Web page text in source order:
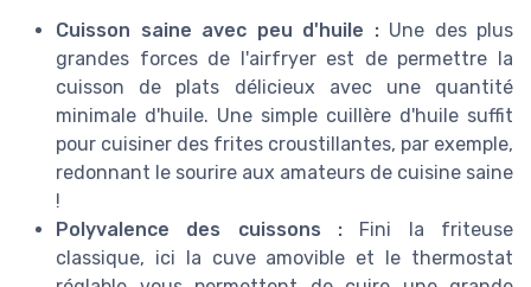
Cuisson saine avec peu d'huile :Une des plus
grandes forces de l'airfryer est de permettre la
cuisson de plats délicieux avec une quantité
minimale d'huile. Une simple cuillère d'huile suffit
pour cuisiner des frites croustillantes, par exemple,
redonnant le sourire aux amateurs de cuisine saine
!
Polyvalence des cuissons : Fini la friteuse
classique, ici la cuve amovible et le thermostat